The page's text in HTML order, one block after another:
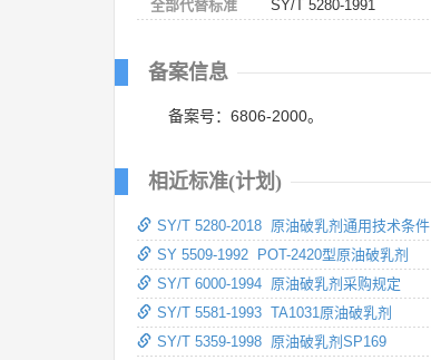
全部代替标准
SY/T 5280-1991
备案信息
备案号：6806-2000。
相近标准(计划)
SY/T 5280-2018 原油破乳剂通用技术条件
SY 5509-1992 POT-2420型原油破乳剂
SY/T 6000-1994 原油破乳剂采购规定
SY/T 5581-1993 TA1031原油破乳剂
SY/T 5359-1998 原油破乳剂SP169